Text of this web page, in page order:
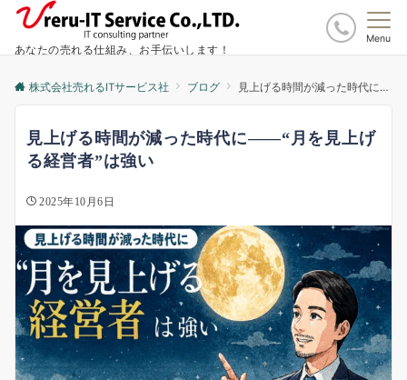
あなたの売れる仕組み、お手伝いします！
Menu
株式会社売れるITサービス社 ブログ 見上げる時間が減った時代に――“月を見上げる経営者”は強い
見上げる時間が減った時代に――“月を見上げ
る経営者”は強い
2025年10月6日